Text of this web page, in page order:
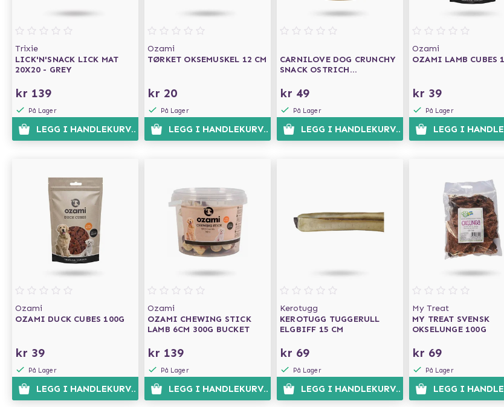
Trixie
LICK'N'SNACK LICK MAT
20X20 - GREY
kr 139
På Lager
LEGG I HANDLEKURVEN
Ozami
TØRKET OKSEMUSKEL 12 CM
kr 20
På Lager
LEGG I HANDLEKURVEN
CARNILOVE DOG CRUNCHY
SNACK OSTRICH
kr 49
På Lager
LEGG I HANDLEKURVEN
Ozami
OZAMI LAMB CUBES
kr 39
På Lager
LEGG I
Ozami
OZAMI DUCK CUBES 100G
kr 39
På Lager
LEGG I HANDLEKURVEN
Ozami
OZAMI CHEWING STICK
LAMB 6CM 300G BUCKET
kr 139
På Lager
LEGG I HANDLEKURVEN
Kerotugg
KEROTUGG TUGGERULL
ELGBIFF 15 CM
kr 69
På Lager
LEGG I HANDLEKURVEN
My Treat
MY TREAT SVENSK
OKSELUNGE 100G
kr 69
På Lager
LEGG I